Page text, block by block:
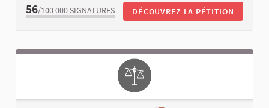
56/100 000 SIGNATURES DÉCOUVREZ LA PÉTITION